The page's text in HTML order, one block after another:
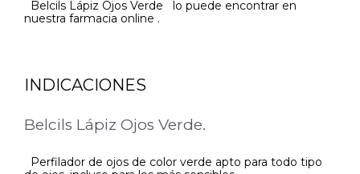
Belcils Lápiz Ojos Verde lo puede encontrar en
nuestra farmacia online .
INDICACIONES
Belcils Lápiz Ojos Verde.
Perfilador de ojos de color verde apto para todo tipo